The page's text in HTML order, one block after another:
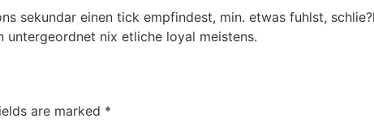
sekundar einen tick empfindest, min. etwas fuhlst,
untergeordnet nix etliche loyal meistens.
are marked *